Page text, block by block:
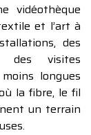
vidéothèque
et l’art à
des
des visites
longues
la fibre, le fil
un terrain